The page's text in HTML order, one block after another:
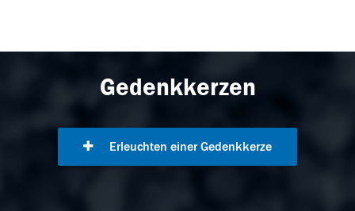
Gedenkkerzen
Erleuchten einer Gedenkkerze